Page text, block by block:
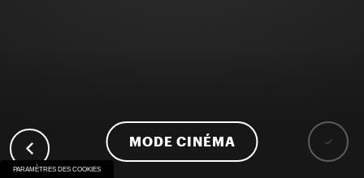
MODE CINÉMA
PARAMÈTRES DES COOKIES